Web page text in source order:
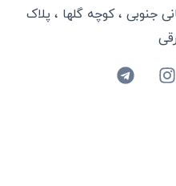
جنوبی ، کوچه گلها ، پلاک